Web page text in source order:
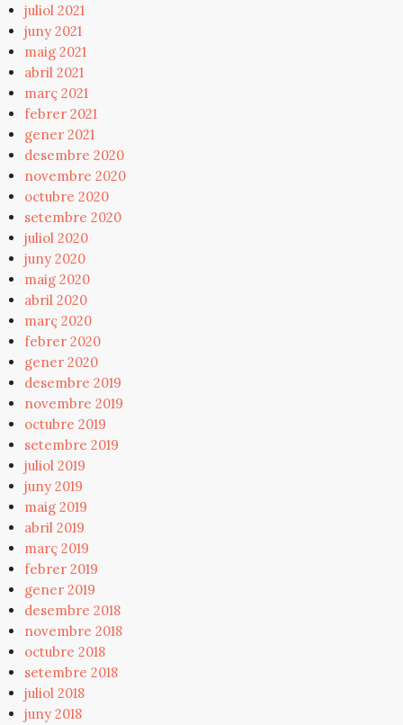
juliol 2021
juny 2021
maig 2021
abril 2021
març 2021
febrer 2021
gener 2021
desembre 2020
novembre 2020
octubre 2020
setembre 2020
juliol 2020
juny 2020
maig 2020
abril 2020
març 2020
febrer 2020
gener 2020
desembre 2019
novembre 2019
octubre 2019
setembre 2019
juliol 2019
juny 2019
maig 2019
abril 2019
març 2019
febrer 2019
gener 2019
desembre 2018
novembre 2018
octubre 2018
setembre 2018
juliol 2018
juny 2018